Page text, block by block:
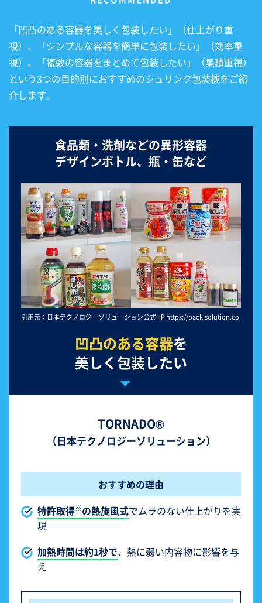
「凹凸のある容器を美しく包装したい」（仕上がり重
視）、「シンプルな容器を簡単に包装したい」（効率重
視）、「複数の容器をまとめて包装したい」（集積重視）
という3つの目的別におすすめのシュリンク包装機をご紹
介します。
食品類・洗剤などの異形容器
デザインボトル、瓶・缶など
引用元：日本テクノロジーソリューション公式HP https://pack.solution.co.jp/
凹凸のある容器を
美しく包装したい
TORNADO®
（日本テクノロジーソリューション）
おすすめの理由
特許取得※の熱旋風式でムラのない仕上がりを実
現
加熱時間は約1秒で、熱に弱い内容物に影響を与
え